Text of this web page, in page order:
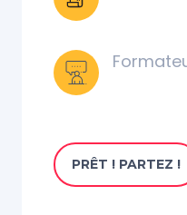
PRÊT ! PARTEZ !